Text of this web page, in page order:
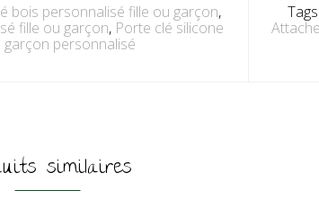
bois personnalisé fille ou garçon,
fille ou garçon, Porte clé silicone
garçon personnalisé
Tags:
similaires